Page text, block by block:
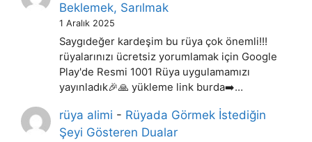
Beklemek, Sarılmak
1 Aralık 2025
Saygıdeğer kardeşim bu rüya çok önemli!!!
rüyalarınızı ücretsiz yorumlamak için Google
Play'de Resmi 1001 Rüya uygulamamızı
yayınladık🎉🙏 yükleme link burda➡️…
rüya alimi - Rüyada Görmek İstediğin
Şeyi Gösteren Dualar